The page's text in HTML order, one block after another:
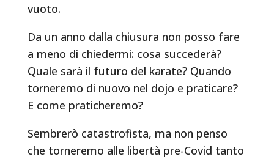
vuoto.
Da un anno dalla chiusura non posso fare
a meno di chiedermi: cosa succederà?
Quale sarà il futuro del karate? Quando
torneremo di nuovo nel dojo e praticare?
E come praticheremo?
Sembrerò catastrofista, ma non penso
che torneremo alle libertà pre-Covid tanto